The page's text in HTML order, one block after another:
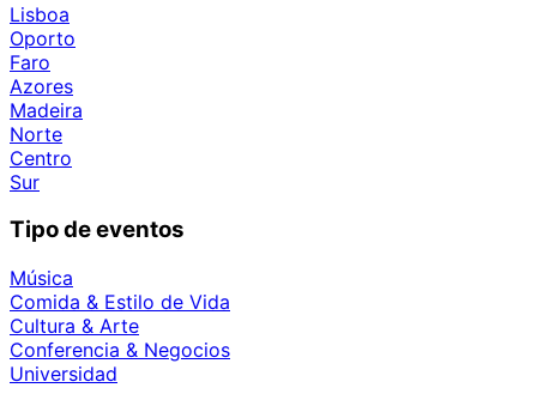
Lisboa
Oporto
Faro
Azores
Madeira
Norte
Centro
Sur
Tipo de eventos
Música
Comida & Estilo de Vida
Cultura & Arte
Conferencia & Negocios
Universidad